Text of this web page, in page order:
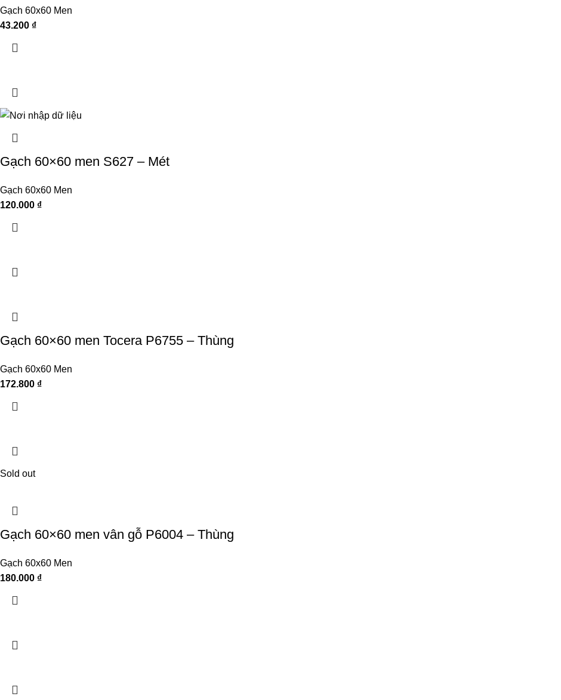
Gạch 60x60 Men
43.200 ₫
Gạch 60×60 men S627 – Mét
Gạch 60x60 Men
120.000 ₫
Gạch 60×60 men Tocera P6755 – Thùng
Gạch 60x60 Men
172.800 ₫
Sold out
Gạch 60×60 men vân gỗ P6004 – Thùng
Gạch 60x60 Men
180.000 ₫